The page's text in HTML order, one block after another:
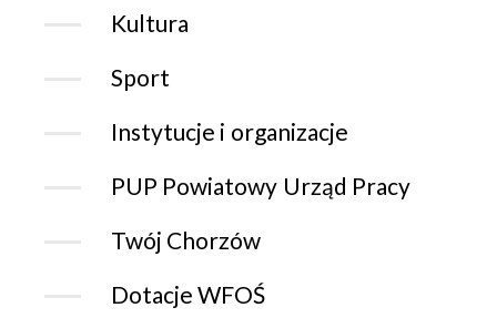
Kultura
Sport
Instytucje i organizacje
PUP Powiatowy Urząd Pracy
Twój Chorzów
Dotacje WFOŚ